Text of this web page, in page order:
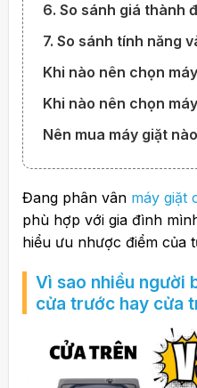
6. So sánh giá thành
7. So sánh tính năng
Khi nào nên chọn
Khi nào nên chọn
Nên mua máy giặt
Đang phân vânmáy giặt
phù hợp với gia đình
hiểu ưu nhược điểm của
Vì sao nhiều người
cửa trước hay cửa